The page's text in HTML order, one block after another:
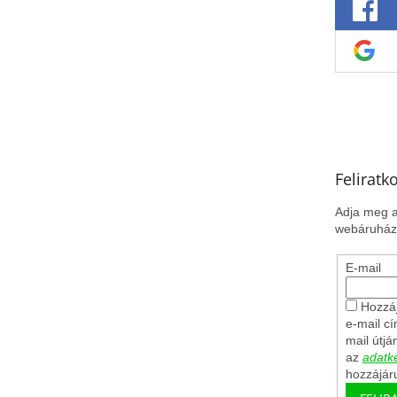
Adja meg
E-mail
e-mail
mail
az